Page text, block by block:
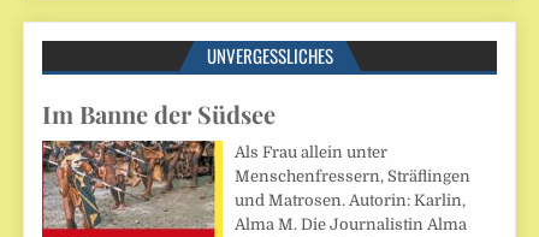
UNVERGESSLICHES
Im Banne der Südsee
Als Frau allein unter
Menschenfressern, Sträflingen
und Matrosen. Autorin: Karlin,
Alma M. Die Journalistin Alma